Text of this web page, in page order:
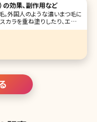
の効果、副作用など
外国人のような濃いまつ毛に
カラを重ね塗りしたり、エクス
いるという方もいるのではな
ようなまつ毛ケアに力を入れす
てしまい、まつ毛が薄くなった